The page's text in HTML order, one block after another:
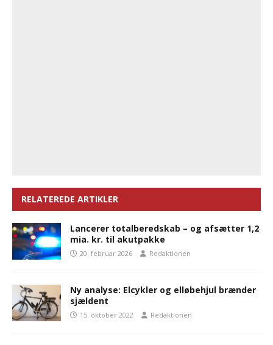
RELATEREDE ARTIKLER
Lancerer totalberedskab – og afsætter 1,2
mia. kr. til akutpakke
20. februar 2026 Redaktionen
Ny analyse: Elcykler og elløbehjul brænder
sjældent
15. oktober 2022 Redaktionen